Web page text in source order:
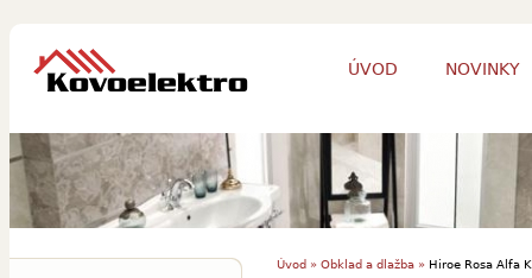
ÚVOD NOVINKY
Úvod » Obklad a dlažba »Hiroe Rosa Alfa